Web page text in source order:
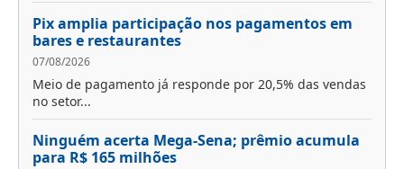
Pix amplia participação nos pagamentos em
bares e restaurantes
07/08/2026
Meio de pagamento já responde por 20,5% das vendas
no setor...
Ninguém acerta Mega-Sena; prêmio acumula
para R$ 165 milhões